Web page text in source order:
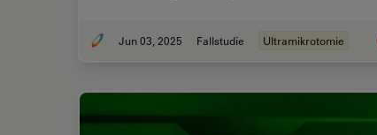
Jun 03, 2025 Fallstudie Ultramikrotomie